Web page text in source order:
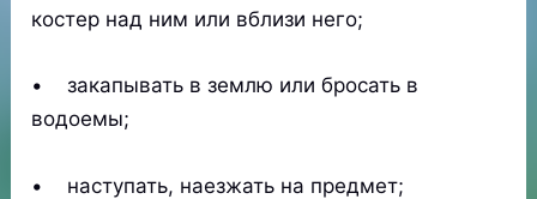
костер над ним или вблизи него;
• закапывать в землю или бросать в
водоемы;
• наступать, наезжать на предмет;